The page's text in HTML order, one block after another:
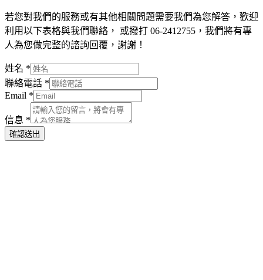
若您對我們的服務或有其他相關問題需要我們為您解答，歡迎
利用以下表格與我們聯絡， 或撥打 06-2412755，我們將有專
人為您做完整的諮詢回覆，謝謝！
姓名 *
聯絡電話 *
Email *
信息 *
確認送出